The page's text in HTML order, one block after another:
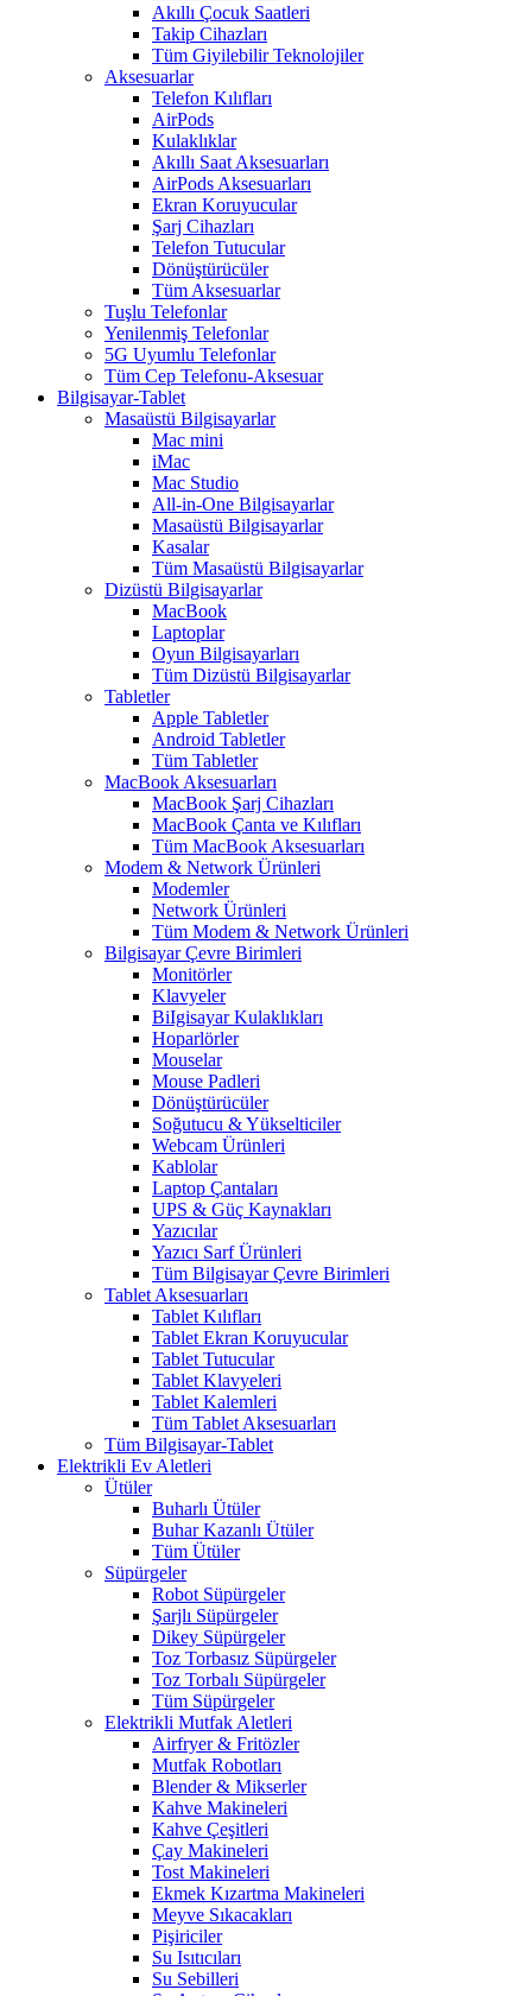
Akıllı Çocuk Saatleri
Takip Cihazları
Tüm Giyilebilir Teknolojiler
Aksesuarlar
Telefon Kılıfları
AirPods
Kulaklıklar
Akıllı Saat Aksesuarları
AirPods Aksesuarları
Ekran Koruyucular
Şarj Cihazları
Telefon Tutucular
Dönüştürücüler
Tüm Aksesuarlar
Tuşlu Telefonlar
Yenilenmiş Telefonlar
5G Uyumlu Telefonlar
Tüm Cep Telefonu-Aksesuar
Bilgisayar-Tablet
Masaüstü Bilgisayarlar
Mac mini
iMac
Mac Studio
All-in-One Bilgisayarlar
Masaüstü Bilgisayarlar
Kasalar
Tüm Masaüstü Bilgisayarlar
Dizüstü Bilgisayarlar
MacBook
Laptoplar
Oyun Bilgisayarları
Tüm Dizüstü Bilgisayarlar
Tabletler
Apple Tabletler
Android Tabletler
Tüm Tabletler
MacBook Aksesuarları
MacBook Şarj Cihazları
MacBook Çanta ve Kılıfları
Tüm MacBook Aksesuarları
Modem & Network Ürünleri
Modemler
Network Ürünleri
Tüm Modem & Network Ürünleri
Bilgisayar Çevre Birimleri
Monitörler
Klavyeler
BiIgisayar Kulaklıkları
Hoparlörler
Mouselar
Mouse Padleri
Dönüştürücüler
Soğutucu & Yükselticiler
Webcam Ürünleri
Kablolar
Laptop Çantaları
UPS & Güç Kaynakları
Yazıcılar
Yazıcı Sarf Ürünleri
Tüm Bilgisayar Çevre Birimleri
Tablet Aksesuarları
Tablet Kılıfları
Tablet Ekran Koruyucular
Tablet Tutucular
Tablet Klavyeleri
Tablet Kalemleri
Tüm Tablet Aksesuarları
Tüm Bilgisayar-Tablet
Elektrikli Ev Aletleri
Ütüler
Buharlı Ütüler
Buhar Kazanlı Ütüler
Tüm Ütüler
Süpürgeler
Robot Süpürgeler
Şarjlı Süpürgeler
Dikey Süpürgeler
Toz Torbasız Süpürgeler
Toz Torbalı Süpürgeler
Tüm Süpürgeler
Elektrikli Mutfak Aletleri
Airfryer & Fritözler
Mutfak Robotları
Blender & Mikserler
Kahve Makineleri
Kahve Çeşitleri
Çay Makineleri
Tost Makineleri
Ekmek Kızartma Makineleri
Meyve Sıkacakları
Pişiriciler
Su Isıtıcıları
Su Sebilleri